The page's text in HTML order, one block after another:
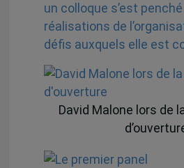
un colloque s’est
réalisations de
défis auxquels elle est
David Malone lors de